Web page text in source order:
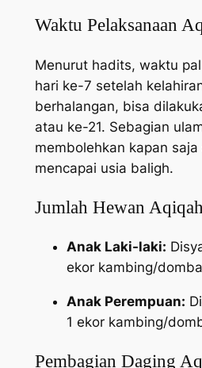
Waktu Pelaksanaan
Menurut hadits, waktu
hari ke-7 setelah
berhalangan, bisa
atau ke-21. Sebagian
membolehkan kapan
mencapai usia baligh.
Jumlah Hewan Aqiqah
Anak Laki-laki:
ekor kambing/
Anak Perempuan:
1 ekor kambing/
Pembagian Daging